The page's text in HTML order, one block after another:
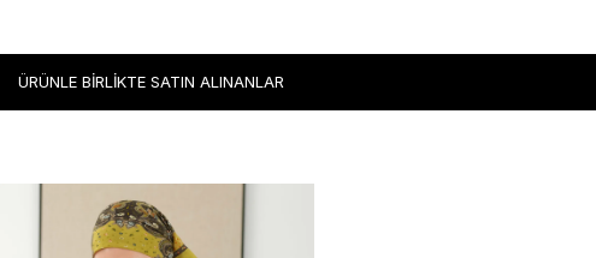
ÜRÜNLE BİRLİKTE SATIN ALINANLAR